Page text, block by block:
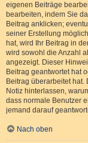
eigenen Beiträge
bearbeiten, indem Sie
Beitrag anklicken;
seiner Erstellung
hat, wird Ihr Beitrag in
wird sowohl die Anzahl
angezeigt. Dieser
Beitrag geantwortet hat
Beitrag überarbeitet
Notiz hinterlassen,
dass normale Benutzer
jemand darauf
Nach oben